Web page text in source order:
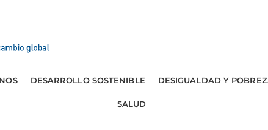
DESARROLLO SOSTENIBLE DESIGUALDAD Y
SALUD